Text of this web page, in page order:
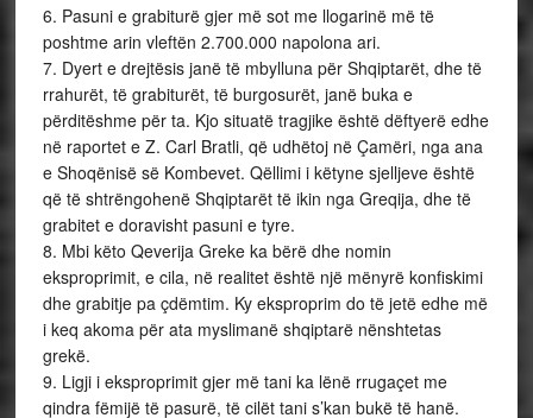
6. Pasuni e grabiturë gjer më sot me llogarinë më të
poshtme arin vleftën 2.700.000 napolona ari.
7. Dyert e drejtësis janë të mbylluna për Shqiptarët, dhe të
rrahurët, të grabiturët, të burgosurët, janë buka e
përditëshme për ta. Kjo situatë tragjike është dëftyerë edhe
në raportet e Z. Carl Bratli, që udhëtoj në Çamëri, nga ana
e Shoqënisë së Kombevet. Qëllimi i këtyne sjelljeve është
që të shtrëngohenë Shqiptarët të ikin nga Greqija, dhe të
grabitet e doravisht pasuni e tyre.
8. Mbi këto Qeverija Greke ka bërë dhe nomin
eksproprimit, e cila, në realitet është një mënyrë konfiskimi
dhe grabitje pa çdëmtim. Ky eksproprim do të jetë edhe më
i keq akoma për ata myslimanë shqiptarë nënshtetas
grekë.
9. Ligji i eksproprimit gjer më tani ka lënë rrugaçet me
qindra fëmijë të pasurë, të cilët tani s’kan bukë të hanë.